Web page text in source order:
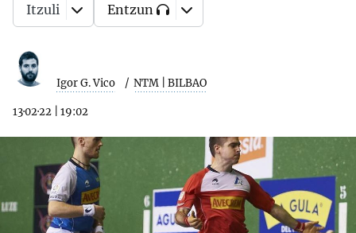
Igor G. Vico NTM | BILBAO
13·02·22 19:02
Itzuli Entzun